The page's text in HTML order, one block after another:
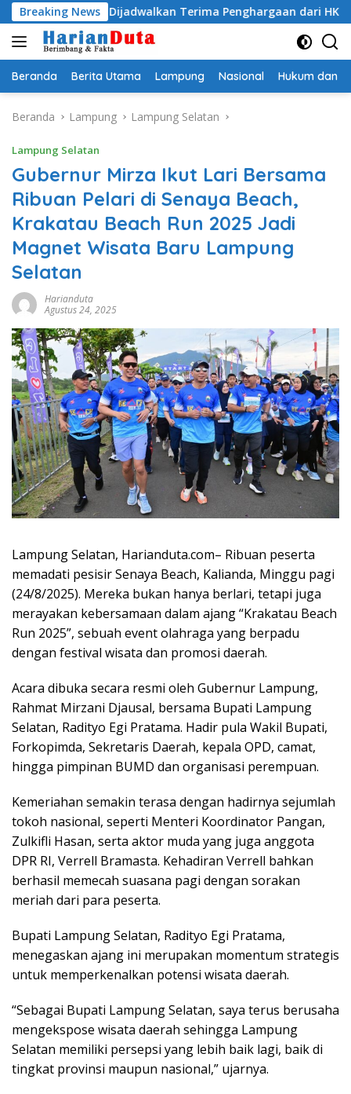
Langsung
ke
konten
Breaking News
Egi Dijadwalkan Terima Penghargaan dari HKBP Lampung
Beranda Berita Utama Lampung Nasional Hukum dan
Beranda Lampung Lampung Selatan
Lampung Selatan
Gubernur Mirza Ikut Lari Bersama
Ribuan Pelari di Senaya Beach,
Krakatau Beach Run 2025 Jadi
Magnet Wisata Baru Lampung
Selatan
Harianduta
Agustus 24, 2025
Lampung Selatan, Harianduta.com– Ribuan peserta
memadati pesisir Senaya Beach, Kalianda, Minggu pagi
(24/8/2025). Mereka bukan hanya berlari, tetapi juga
merayakan kebersamaan dalam ajang “Krakatau Beach
Run 2025”, sebuah event olahraga yang berpadu
dengan festival wisata dan promosi daerah.
Acara dibuka secara resmi oleh Gubernur Lampung,
Rahmat Mirzani Djausal, bersama Bupati Lampung
Selatan, Radityo Egi Pratama. Hadir pula Wakil Bupati,
Forkopimda, Sekretaris Daerah, kepala OPD, camat,
hingga pimpinan BUMD dan organisasi perempuan.
Kemeriahan semakin terasa dengan hadirnya sejumlah
tokoh nasional, seperti Menteri Koordinator Pangan,
Zulkifli Hasan, serta aktor muda yang juga anggota
DPR RI, Verrell Bramasta. Kehadiran Verrell bahkan
berhasil memecah suasana pagi dengan sorakan
meriah dari para peserta.
Bupati Lampung Selatan, Radityo Egi Pratama,
menegaskan ajang ini merupakan momentum strategis
untuk memperkenalkan potensi wisata daerah.
“Sebagai Bupati Lampung Selatan, saya terus berusaha
mengekspose wisata daerah sehingga Lampung
Selatan memiliki persepsi yang lebih baik lagi, baik di
tingkat provinsi maupun nasional,” ujarnya.